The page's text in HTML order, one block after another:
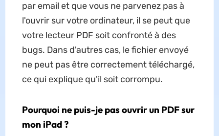
par email et que vous ne parvenez pas à
l'ouvrir sur votre ordinateur, il se peut que
votre lecteur PDF soit confronté à des
bugs. Dans d'autres cas, le fichier envoyé
ne peut pas être correctement téléchargé,
ce qui explique qu'il soit corrompu.
Pourquoi ne puis-je pas ouvrir un PDF sur
mon iPad ?